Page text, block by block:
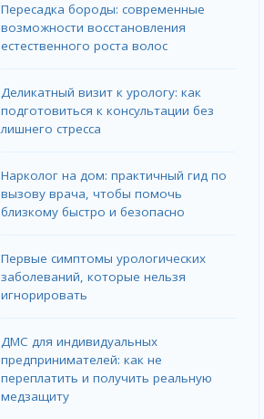
Пересадка бороды: современные
возможности восстановления
естественного роста волос
Деликатный визит к урологу: как
подготовиться к консультации без
лишнего стресса
Нарколог на дом: практичный гид по
вызову врача, чтобы помочь
близкому быстро и безопасно
Первые симптомы урологических
заболеваний, которые нельзя
игнорировать
ДМС для индивидуальных
предпринимателей: как не
переплатить и получить реальную
медзащиту